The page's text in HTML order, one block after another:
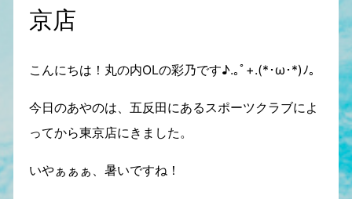
京店
こんにちは！丸の内OLの彩乃です♪.｡ﾟ+.(*･ω･*)ﾉ｡
今日のあやのは、五反田にあるスポーツクラブによ
ってから東京店にきました。
いやぁぁぁ、暑いですね！